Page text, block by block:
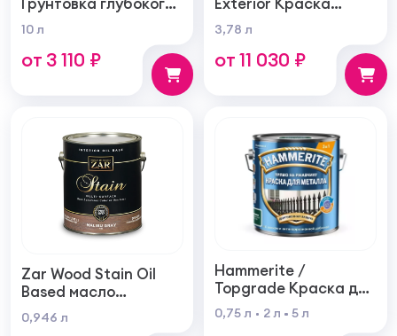
проникновения для
внутренних и
наружных работ
10 л
от 3 110 ₽
фасадная
самогрунтующаяся
суперукрывистая
3,78 л
от 11 030 ₽
Zar Wood Stain Oil
Based масло
тонирующая по
дереву
0,946 л
Hammerite /
Topgrade Краска для
металла с
молотковым
0,75 л 2 л 5 л